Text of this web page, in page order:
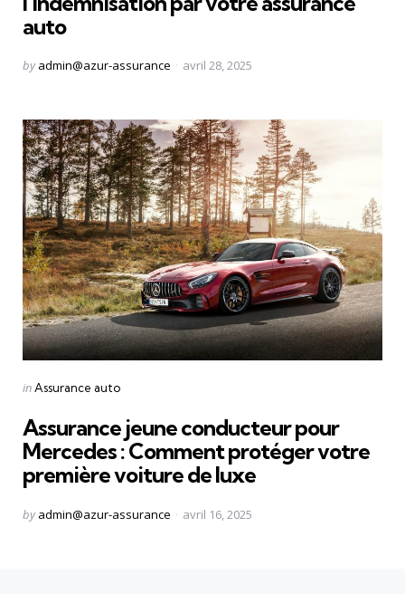
auto
Posted
by admin@azur-assurance avril 28, 2025
Categories
Posted
inAssurance auto
Assurance jeune conducteur pour
Mercedes : Comment protéger votre
première voiture de luxe
Posted
by admin@azur-assurance avril 16, 2025